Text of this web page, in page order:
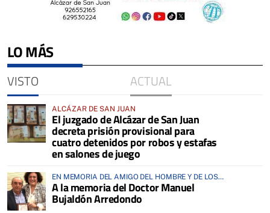
LO MÁS
VISTO ACTUAL
ALCÁZAR DE SAN JUAN
El juzgado de Alcázar de San Juan
decreta prisión provisional para
cuatro detenidos por robos y estafas
en salones de juego
EN MEMORIA DEL AMIGO DEL HOMBRE Y DE LOS
ANIMALES
A la memoria del Doctor Manuel
Bujaldón Arredondo